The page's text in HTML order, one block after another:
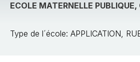
ECOLE MATERNELLE
Type de l´école: APPLICATION,